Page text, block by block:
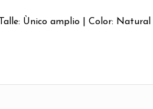
Talle: Ùnico amplio | Color: